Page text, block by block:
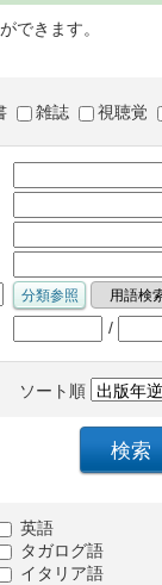
できます。
雑誌 視聴覚
/
ソート順
英語
タガログ語
イタリア語